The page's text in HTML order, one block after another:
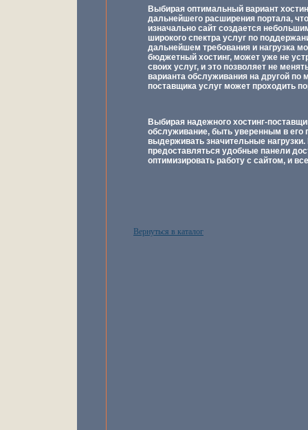
Выбирая оптимальный вариант
дальнейшего расширения портала,
изначально сайт создается
широкого спектра услуг по
дальнейшем требования и нагрузка
бюджетный хостинг, может уже не
своих услуг, и это позволяет не
варианта обслуживания на другой по
поставщика услуг может проходить
Выбирая надежного хостинг-
обслуживание, быть уверенным в его
выдерживать значительные
предоставляться удобные панели
оптимизировать работу с сайтом, и
Вернуться в каталог